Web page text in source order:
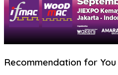
Recommendation for You